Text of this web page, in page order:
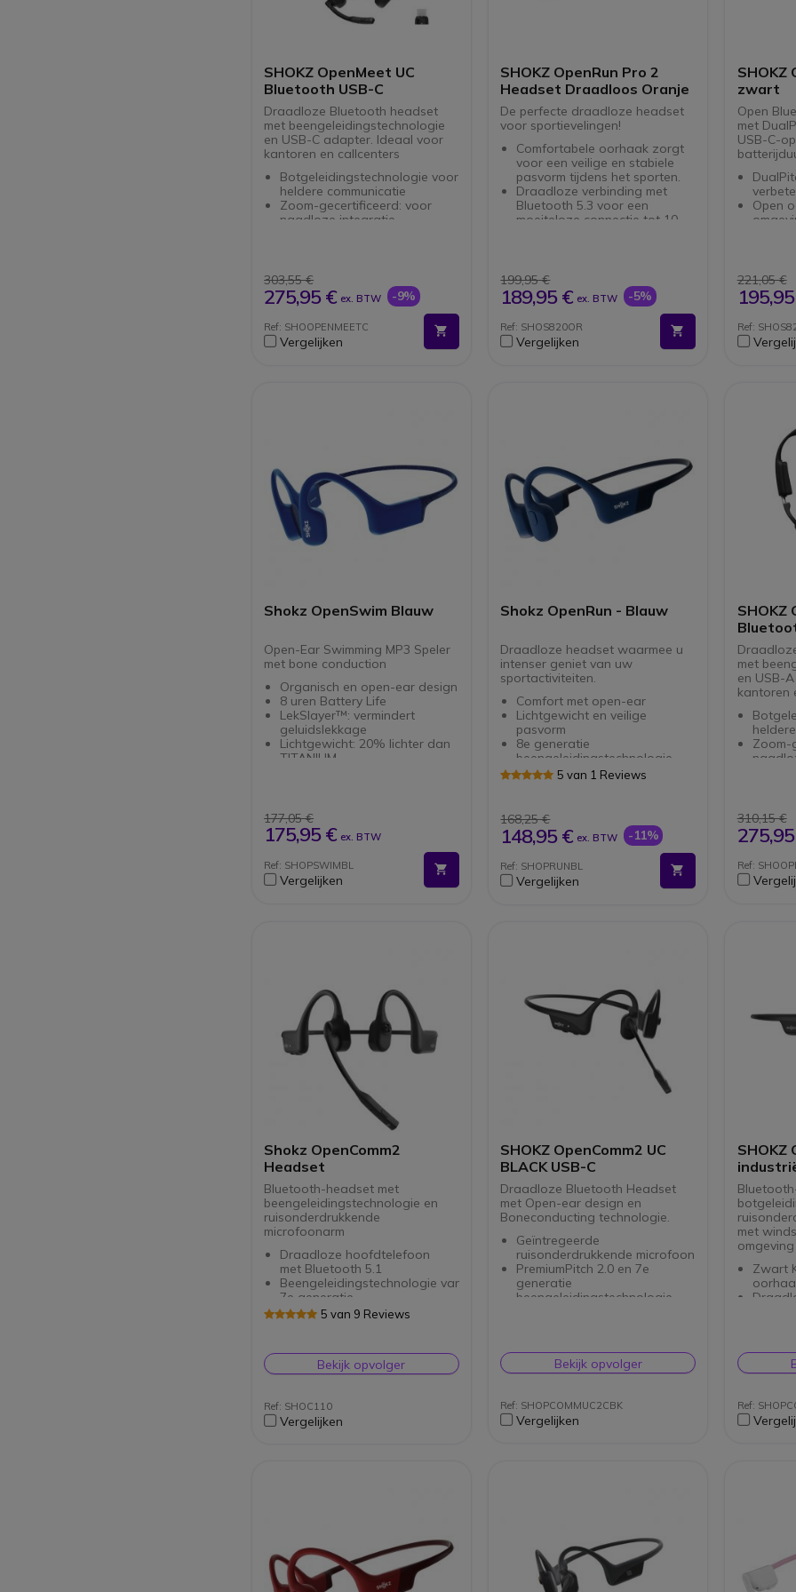
SHOKZ OpenMeet UC
Bluetooth USB-C
Draadloze Bluetooth headset
met beengeleidingstechnologie
en USB-C adapter. Ideaal voor
kantoren en callcenters
Botgeleidingstechnologie voor
heldere communicatie
Zoom-gecertificeerd: voor
naadloze integratie
oplaadbeurt
Snel opladen: 5 minuten
opladen voor 2 uur
Bluetooth: 5.4 voor stabiele
verbinding
303,55 €
275,95 € ex. BTW -9%
Ref: SHOOPENMEETC
Vergelijken
SHOKZ OpenRun Pro 2
Headset Draadloos Oranje
De perfecte draadloze headset
voor sportievelingen!
Comfortabele oorhaak zorgt
voor een veilige en stabiele
pasvorm tijdens het sporten.
Draadloze verbinding met
Bluetooth 5.3 voor een
moeiteloze connectie tot 10
frequentiebereik van 20 -
20000 Hz voor een rijke
luisterervaring.
Ingebouwde microfoon met
-38 dB gevoeligheid voor
heldere communicatie.
199,95 €
189,95 € ex. BTW -5%
Ref: SHOS820OR
Vergelijken
SHOKZ
zwart
Open
met
USB-C-
Open
IP55-
zweet
Twee
Licht
221,05 €
Ref:
Shokz OpenSwim Blauw
Open-Ear Swimming MP3 Speler
met bone conduction
Organisch en open-ear design
8 uren Battery Life
LekSlayer™: vermindert
geluidslekkage
Lichtgewicht: 20% lichter dan
TITANIUM
PremiumPitch™2 Stereogeluid:
Dynamisch stereogeluid en
verbeterde bas
177,05 €
175,95 € ex. BTW
Ref: SHOPSWIMBL
Vergelijken
Shokz OpenRun - Blauw
Draadloze headset waarmee u
intenser geniet van uw
sportactiviteiten.
Comfort met open-ear
Lichtgewicht en veilige
pasvorm
8e generatie
beengeleidingstechnologie
8 uur muziek en bellen + quick
IP67 waterbestendig
5 van 1 Reviews
168,25 €
148,95 € ex. BTW -11%
Ref: SHOPRUNBL
Vergelijken
SHOKZ
met
en USB-
kantoren
Zoom-
Snel
310,15 €
Ref:
Shokz OpenComm2
Headset
Bluetooth-headset met
beengeleidingstechnologie en
ruisonderdrukkende
microfoonarm
Draadloze hoofdtelefoon
met Bluetooth 5.1
Beengeleidingstechnologie van de
7e generatie
DSP-
uur gesprekstijd
Ultralicht: slechts 35 g!
5 van 9 Reviews
Bekijk opvolger
Ref: SHOC110
Vergelijken
SHOKZ OpenComm2 UC
BLACK USB-C
Draadloze Bluetooth Headset
met Open-ear design en
Boneconducting technologie.
Geïntregeerde
ruisonderdrukkende microfoon
PremiumPitch 2.0 en 7e
generatie
beengeleidingstechnologie
Connectiviteit : Bluetooth v5.1
+ Loop110 USB-C adapter
Gecertificeerd voor Zoom
Bekijk opvolger
Ref: SHOPCOMMUC2CBK
Vergelijken
SHOKZ
met
Zwart
Ref: